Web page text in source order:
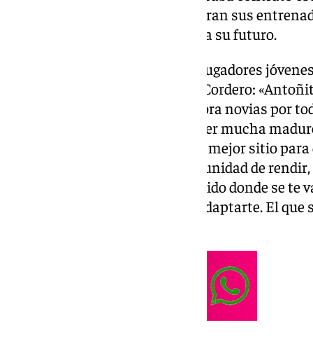
gratis a otro equipo. Los que fueran sus
le dan un sabio consejo de cara a su futuro.
Bravo, sabe lo que es lidiar con jugadores
un consejo con la cabeza fría a Cordero:
fácil vivirla tan joven. Tener ahora novias por
chaval de esa edad. Hay que tener mucha
asesore muy bien. Pienso que el mejor sitio
Por cómo se te ha dado la oportunidad de
aquí ya tienes un camino recorrido donde se te
fácil. Salir fuera es como todo, adaptarte. El que